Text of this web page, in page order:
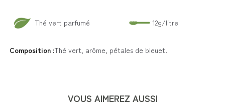
Thé vert parfumé 12g/litre
Composition :Thé vert, arôme, pétales de bleuet.
VOUS AIMEREZ AUSSI